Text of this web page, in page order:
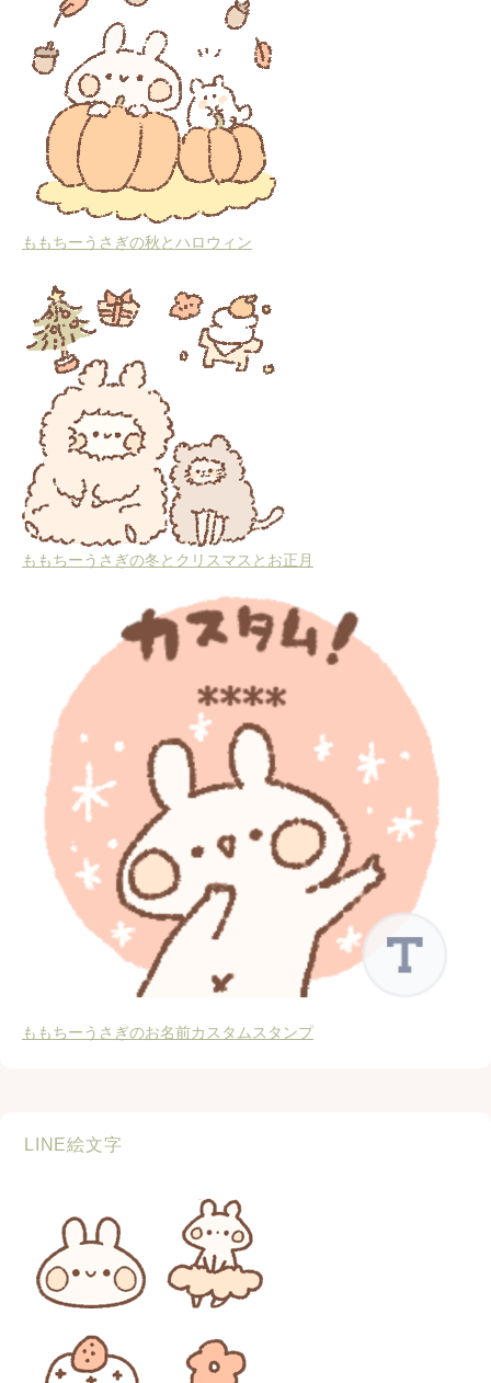
ももちーうさぎの秋とハロウィン
ももちーうさぎの冬とクリスマスとお正月
ももちーうさぎのお名前カスタムスタンプ
LINE絵文字